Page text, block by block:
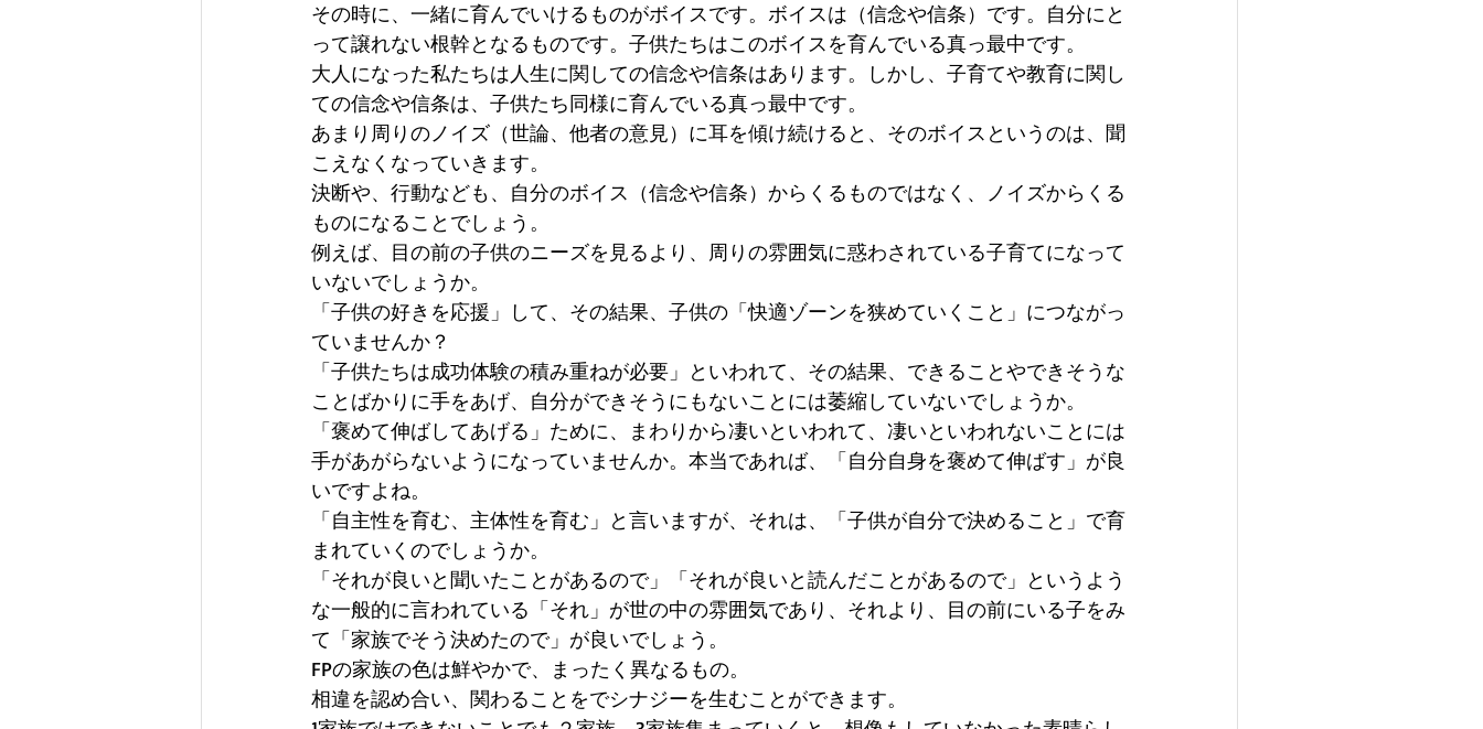
その時に、一緒に育んでいけるものがボイスです。ボイスは（信念や信条）です。自分にと
って譲れない根幹となるものです。子供たちはこのボイスを育んでいる真っ最中です。
大人になった私たちは人生に関しての信念や信条はあります。しかし、子育てや教育に関し
ての信念や信条は、子供たち同様に育んでいる真っ最中です。
あまり周りのノイズ（世論、他者の意見）に耳を傾け続けると、そのボイスというのは、聞
こえなくなっていきます。
決断や、行動なども、自分のボイス（信念や信条）からくるものではなく、ノイズからくる
ものになることでしょう。
例えば、目の前の子供のニーズを見るより、周りの雰囲気に惑わされている子育てになって
いないでしょうか。
「子供の好きを応援」して、その結果、子供の「快適ゾーンを狭めていくこと」につながっ
ていませんか？
「子供たちは成功体験の積み重ねが必要」といわれて、その結果、できることやできそうな
ことばかりに手をあげ、自分ができそうにもないことには萎縮していないでしょうか。
「褒めて伸ばしてあげる」ために、まわりから凄いといわれて、凄いといわれないことには
手があがらないようになっていませんか。本当であれば、「自分自身を褒めて伸ばす」が良
いですよね。
「自主性を育む、主体性を育む」と言いますが、それは、「子供が自分で決めること」で育
まれていくのでしょうか。
「それが良いと聞いたことがあるので」「それが良いと読んだことがあるので」というよう
な一般的に言われている「それ」が世の中の雰囲気であり、それより、目の前にいる子をみ
て「家族でそう決めたので」が良いでしょう。
FPの家族の色は鮮やかで、まったく異なるもの。
相違を認め合い、関わることをでシナジーを生むことができます。